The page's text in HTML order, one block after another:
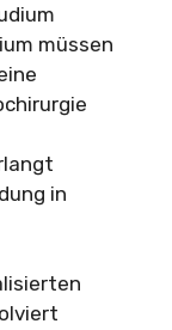
müssen
in